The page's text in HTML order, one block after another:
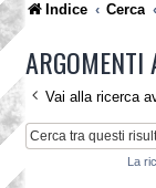
Indice Cerca
ARGOMENTI
Vai alla ricerca
La